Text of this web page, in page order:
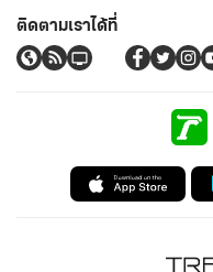
ติดตามเราได้ที่